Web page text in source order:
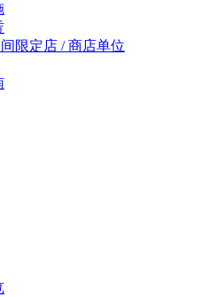
限定店 / 商店单位